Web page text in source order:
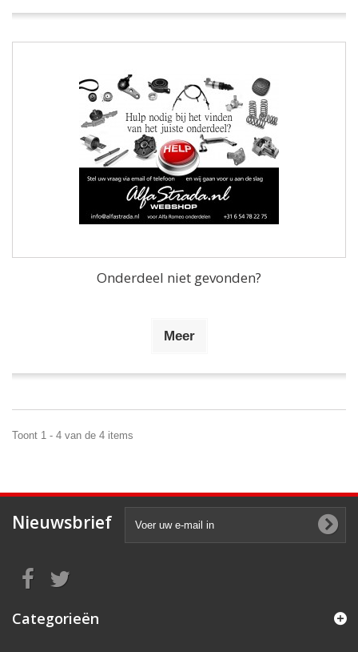
Onderdeel niet gevonden?
Meer
Toont 1 - 4 van de 4 items
Nieuwsbrief
Categorieën